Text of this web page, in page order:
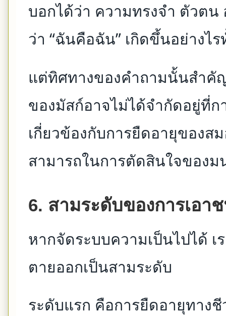
บอกได้ว่า ความทรงจำ ตัวต
ว่า “ฉันคือฉัน” เกิดขึ้นอย่างไ
แต่ทิศทางของคำถามนั้นสำคั
ของมัสก์อาจไม่ได้จำกัดอยู่ที่ก
เกี่ยวข้องกับการยืดอายุของส
สามารถในการตัดสินใจของ
6. สามระดับของการเอา
หากจัดระบบความเป็นไปได้ เ
ตายออกเป็นสามระดับ
ระดับแรก คือการยืดอายุทาง